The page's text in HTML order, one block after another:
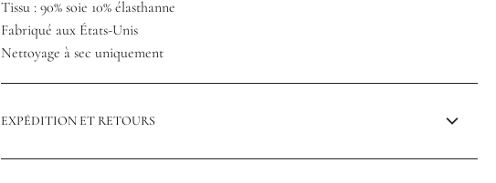
Tissu : 90% soie 10% élasthanne
Fabriqué aux États-Unis
Nettoyage à sec uniquement
EXPÉDITION ET RETOURS